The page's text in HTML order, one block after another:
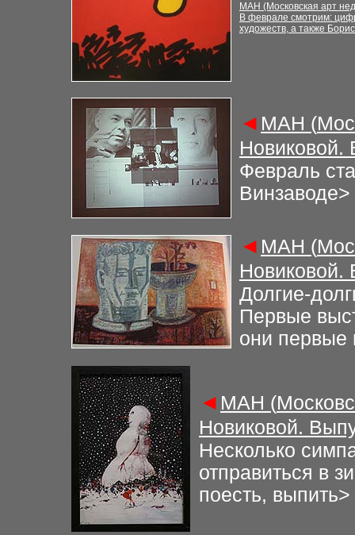
МАН (Московская арт
В феврале смотрим:
художеств, а также
◄ МАН (
Новиковой.
Февраль
Винзаводе>
◄ МАН (
Новиковой.
Долгие-
Первые
они первые
◄ МАН (
Новиковой.
Несколько
отправиться в
поесть, выпить>